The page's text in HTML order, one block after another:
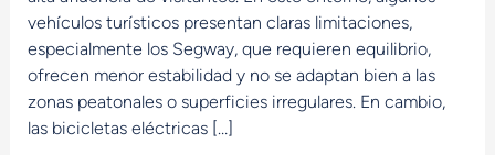
vehículos turísticos presentan claras limitaciones,
especialmente los Segway, que requieren equilibrio,
ofrecen menor estabilidad y no se adaptan bien a las
zonas peatonales o superficies irregulares. En cambio,
las bicicletas eléctricas […]